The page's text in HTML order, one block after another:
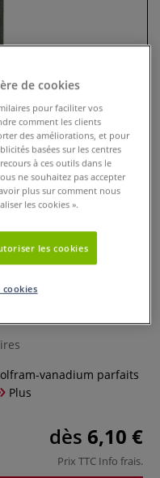
en acier
vanadium parfaits
Plus
dès 6,10 €
Prix TTC Info frais.
de cookies
pour faciliter vos
comment les clients
des améliorations, et pour
basées sur les centres
à ces outils dans le
ne souhaitez pas accepter
plus sur comment nous
les cookies ».
les cookies